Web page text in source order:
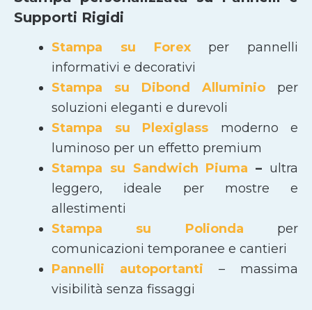
Supporti Rigidi
Stampa su Forexper pannelli
informativi e decorativi
Stampa su Dibond Alluminio per
soluzioni eleganti e durevoli
Stampa su Plexiglass moderno e
luminoso per un effetto premium
Stampa su Sandwich Piuma – ultra
leggero, ideale per mostre e
allestimenti
Stampa su Polionda per
comunicazioni temporanee e cantieri
Pannelli autoportanti – massima
visibilità senza fissaggi